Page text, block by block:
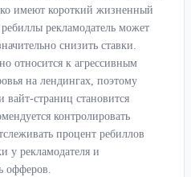
имеют короткий жизненный
рекламодатель может
снизить ставки.
относится к агрессивным
на лендингах, поэтому
вайт-страниц становится
контролировать
процент ребиллов
у рекламодателя и
офферов.